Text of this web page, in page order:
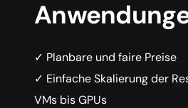
✓ Planbare und faire Preise
✓ Einfache Skalierung der
VMs bis GPUs